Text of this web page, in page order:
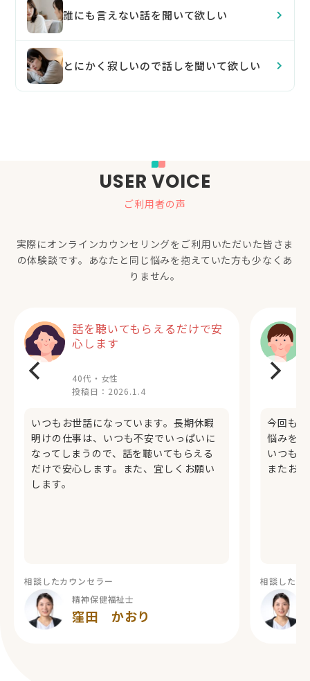
誰にも言えない話を聞いて欲しい
とにかく寂しいので話しを聞いて欲しい
USER VOICE
ご利用者の声
実際にオンラインカウンセリングをご利用いただいた皆さま
の体験談です。あなたと同じ悩みを抱えていた方も少なくあ
りません。
話を聴いてもらえるだけで安
心します
40代・女性
投稿日： 2026.1.4
いつもお世話になっています。長期休暇
明けの仕事は、いつも不安でいっぱいに
なってしまうので、話を聴いてもらえる
だけで安心します。また、宜しくお願い
します。
相談したカウンセラー
精神保健福祉士
窪田 かおり
今回も
悩みを
いつも
またお
相談したカ